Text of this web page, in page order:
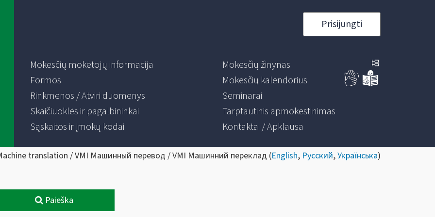
Prisijungti
Mokesčių mokėtojų informacija
Formos
Rinkmenos / Atviri duomenys
Skaičiuoklės ir pagalbininkai
Sąskaitos ir įmokų kodai
Mokesčių žinynas
Mokesčių kalendorius
Seminarai
Tarptautinis apmokestinimas
Kontaktai / Apklausa
translation / VMI Машинный перевод / VMI Машинний переклад (English, Русский,Українська)
Paieška